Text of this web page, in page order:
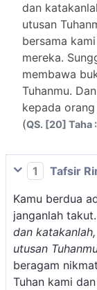
dan
utusan
bersama
mereka.
membawa
Tuhanmu.
kepada
(QS. [20] Taha
1
Tafsir
Kamu berdua
janganlah takut.
dan
utusan
beragam
Tuhan kami